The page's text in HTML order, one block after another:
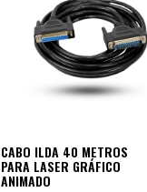
CABO ILDA 40 METROS
PARA LASER GRÁFICO
ANIMADO